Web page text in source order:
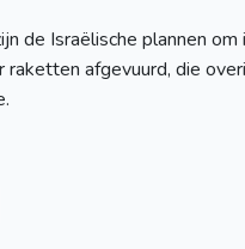
de Israëlische plannen
afgevuurd, die